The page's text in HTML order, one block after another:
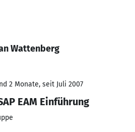
Wattenberg
2 Monate, seit Juli 2007
EAM Einführung